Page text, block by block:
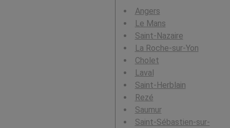
Angers
Le Mans
Saint-Nazaire
La Roche-sur-Yon
Cholet
Laval
Saint-Herblain
Rezé
Saumur
Saint-Sébastien-sur-